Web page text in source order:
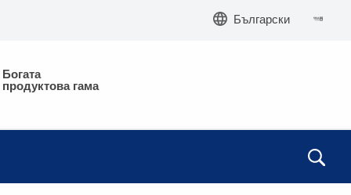
Български
Богата
продуктова гама